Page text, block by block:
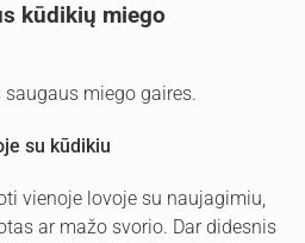
kūdikių miego
miego gaires.
su kūdikiu
vienoje lovoje su naujagimiu,
ar mažo svorio. Dar didesnis